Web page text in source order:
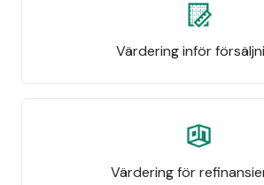
Värdering inför
Värdering för